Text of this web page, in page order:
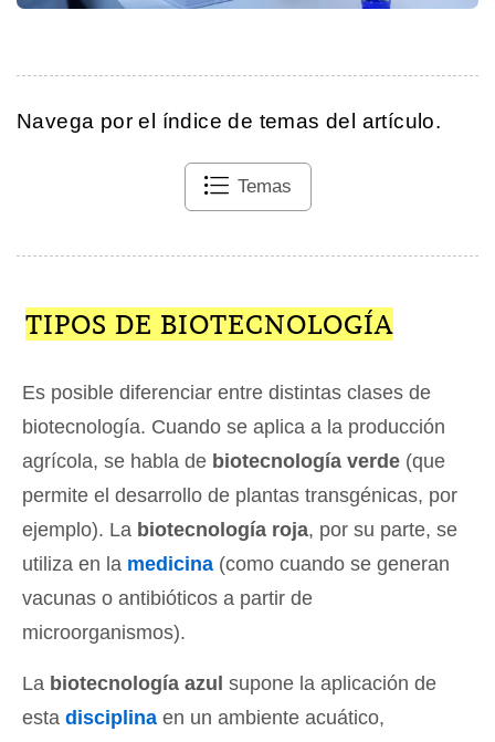
Navega por el índice de temas del artículo.
Temas
TIPOS DE BIOTECNOLOGÍA
Es posible diferenciar entre distintas clases de
biotecnología. Cuando se aplica a la producción
agrícola, se habla de biotecnología verde (que
permite el desarrollo de plantas transgénicas, por
ejemplo). La biotecnología roja, por su parte, se
utiliza en la medicina (como cuando se generan
vacunas o antibióticos a partir de
microorganismos).
La biotecnología azul supone la aplicación de
esta disciplina en un ambiente acuático,